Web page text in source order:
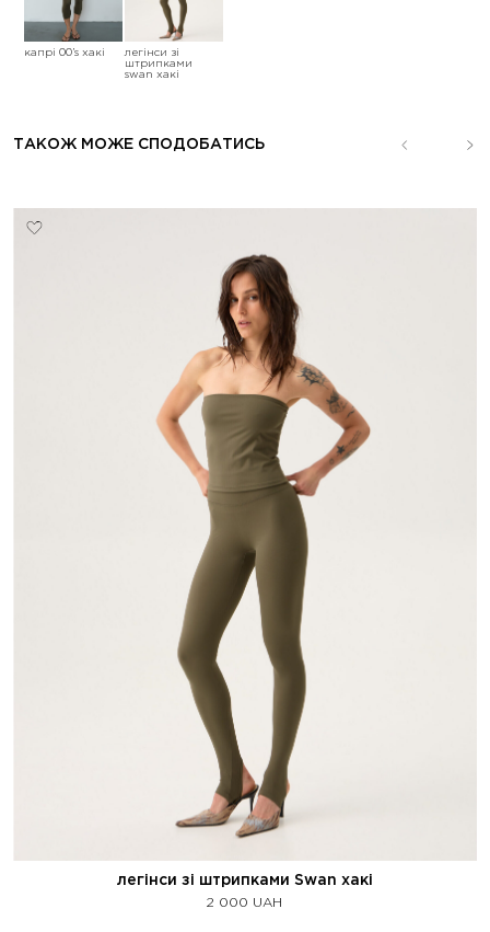
капрі 00’s хакі
легінси зі
штрипками
swan хакі
ТАКОЖ МОЖЕ СПОДОБАТИСЬ
легінси зі штрипками Swan хакі
2 000 UAH